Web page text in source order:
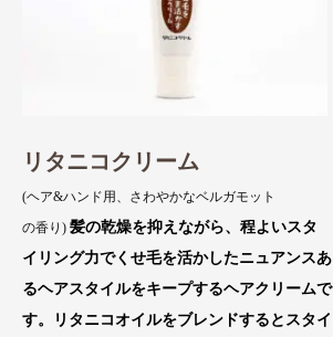
リタニコクリーム
(ヘア&ハンド用、さわやかなベルガモット
の香り) 髪の乾燥を抑えながら、程よいスタ
イリング力でくせ毛を活かしたニュアンスあ
るヘアスタイルをキープするヘアクリームで
す。リタニコオイルをブレンドするとスタイ
商品紹介